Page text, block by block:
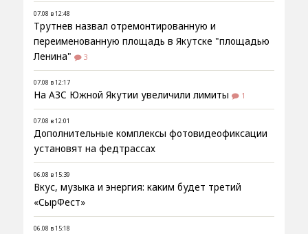
07.08 в 12:48
Трутнев назвал отремонтированную и
переименованную площадь в Якутске "площадью
Ленина"
3
07.08 в 12:17
На АЗС Южной Якутии увеличили лимиты 1
07.08 в 12:01
Дополнительные комплексы фотовидеофиксации
установят на федтрассах
06.08 в 15:39
Вкус, музыка и энергия: каким будет третий
«СырФест»
06.08 в 15:18